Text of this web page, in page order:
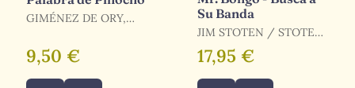
GIMÉNEZ DE ORY,
9,50 €
Su Banda
JIM STOTEN / STOTEN,
JIM
17,95 €